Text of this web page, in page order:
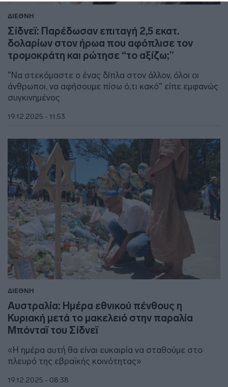
ΔΙΕΘΝΗ
Σίδνεϊ: Παρέδωσαν επιταγή 2,5 εκατ.
δολαρίων στον ήρωα που αφόπλισε τον
τρομοκράτη και ρώτησε “το αξίζω;”
"Να στεκόμαστε ο ένας δίπλα στον άλλον, όλοι οι
άνθρωποι, να αφήσουμε πίσω ό,τι κακό" είπε εμφανώς
συγκινημένος
19.12.2025 - 11:53
ΔΙΕΘΝΗ
Αυστραλία: Ημέρα εθνικού πένθους η
Κυριακή μετά το μακελειό στην παραλία
Μπόνταϊ του Σίδνεϊ
«Η ημέρα αυτή θα είναι ευκαιρία να σταθούμε στο
πλευρό της εβραϊκής κοινότητας»
19.12.2025 - 08:38